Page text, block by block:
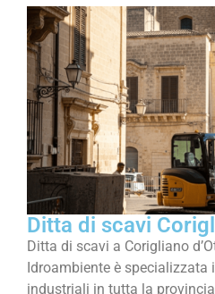
Ditta di scavi
Ditta di scavi a Corigliano
Idroambiente è specializzata
industriali in tutta la